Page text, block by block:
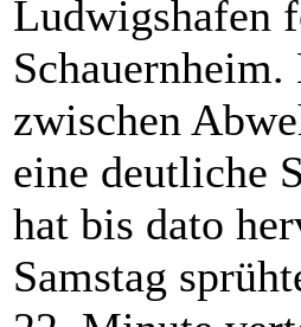
Ludwigshafen
zwischen
eine deutliche
hat bis dato
Samstag